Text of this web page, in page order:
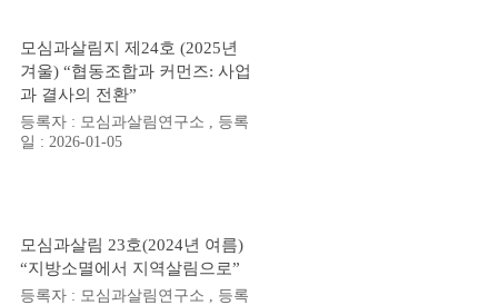
모심과살림지 제24호 (2025년
겨울) “협동조합과 커먼즈: 사업
과 결사의 전환”
등록자 : 모심과살림연구소 , 등록
일 : 2026-01-05
모심과살림 23호(2024년 여름)
“지방소멸에서 지역살림으로”
등록자 : 모심과살림연구소 , 등록